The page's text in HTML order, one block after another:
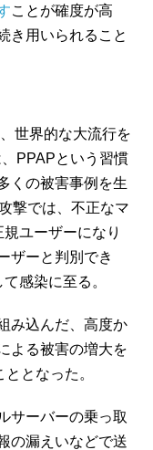
ことが確度が高
き用いられること
世界的な大流行を
PPAPという習慣
くの被害事例を生
撃では、不正なマ
ユーザーになり
ザーと判別でき
感染に至る。
み込んだ、高度か
よる被害の増大を
となった。
サーバーの乗っ取
の漏えいなどで送